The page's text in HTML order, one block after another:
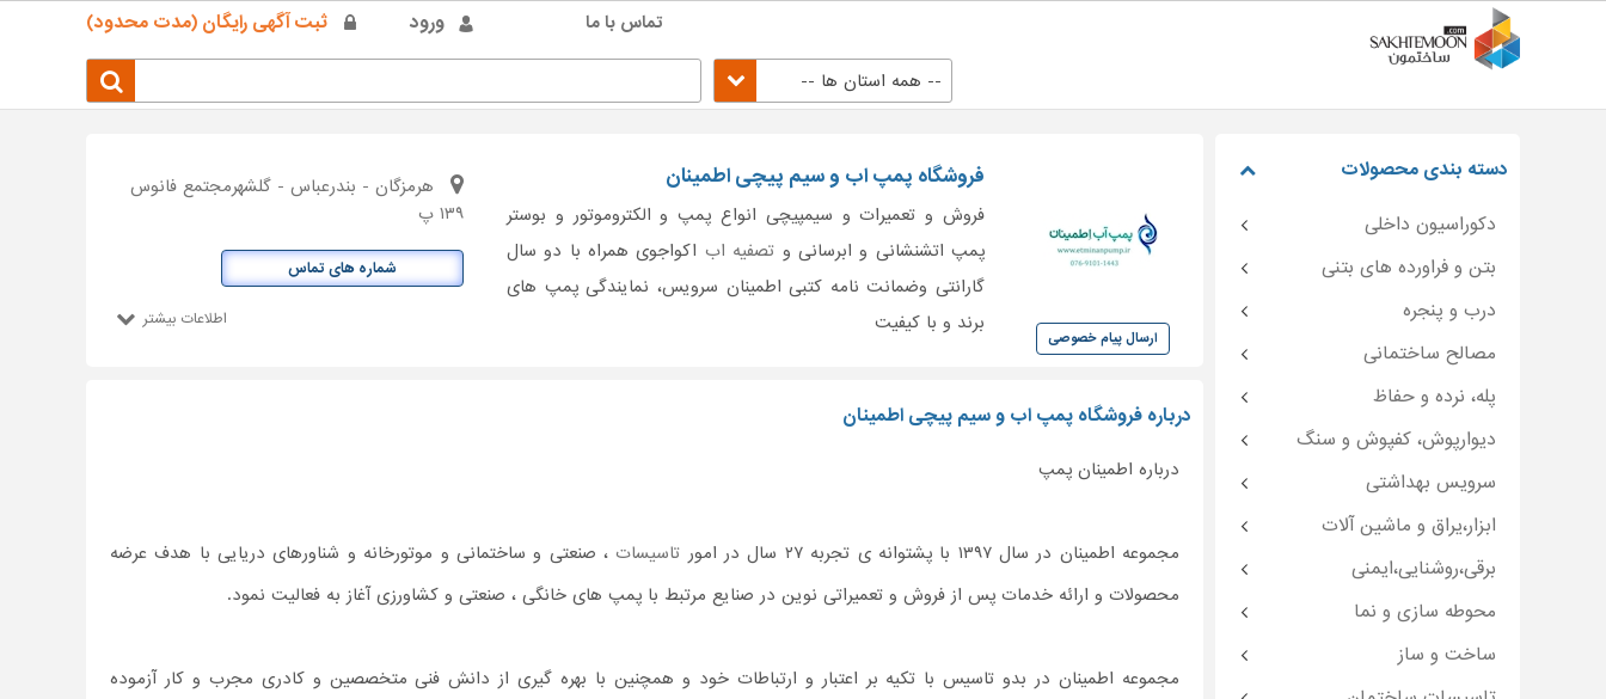
ورود ثبت آگهی رایگان (مدت محدود) تماس با ما
-- همه استان ها --
ارسال پیام خصوصی
فروشگاه پمپ اب و سیم پیچی اطمینان
فروش و تعمیرات و سیمپیچی انواع پمپ و الکتروموتور و بوستر
پمپ اتشنشانی و ابرسانی و تصفیه اب اکواجوی همراه با دو سال
گارانتی وضمانت نامه کتبی اطمینان سرویس، نمایندگی پمپ های
برند و با کیفیت
هرمزگان - بندرعباس - گلشهرمجتمع فانوس
۱۳۹ پ
شماره های تماس
اطلاعات بیشتر
درباره فروشگاه پمپ اب و سیم پیچی اطمینان
درباره اطمینان پمپ
مجموعه اطمینان در سال ۱۳۹۷ با پشتوانه ی تجربه ۲۷ سال در امور تاسیسات ، صنعتی و ساختمانی و موتورخانه و شناورهای دریایی با هدف عرضه
محصولات و ارائه خدمات پس از فروش و تعمیراتی نوین در صنایع مرتبط با پمپ های خانگی ، صنعتی و کشاورزی آغاز به فعالیت نمود.
مجموعه اطمینان در بدو تاسیس با تکیه بر اعتبار و ارتباطات خود و همچنین با بهره گیری از دانش فنی متخصصین و کادری مجرب و کار آزموده
دسته بندی محصولات
دکوراسیون داخلی
بتن و فراورده های بتنی
درب و پنجره
مصالح ساختمانی
پله، نرده و حفاظ
دیوارپوش، کفپوش و سنگ
سرویس بهداشتی
ابزار،یراق و ماشین آلات
برقی،روشنایی،ایمنی
محوطه سازی و نما
ساخت و ساز